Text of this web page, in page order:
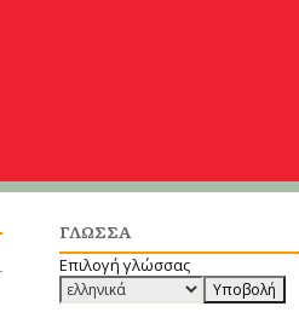
ΓΛΏΣΣΑ
Επιλογή γλώσσας